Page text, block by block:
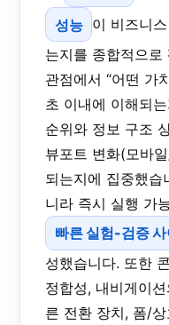
성능 이 비즈니
는지를 종합적으
관점에서 “어떤 가
초 이내에 이해되
순위와 정보 구조
뷰포트 변화(모바
되는지에 집중했
니라 즉시 실행 가
빠른 실험-검증
성했습니다. 또한
정합성, 내비게이
른 전환 장치, 폼/